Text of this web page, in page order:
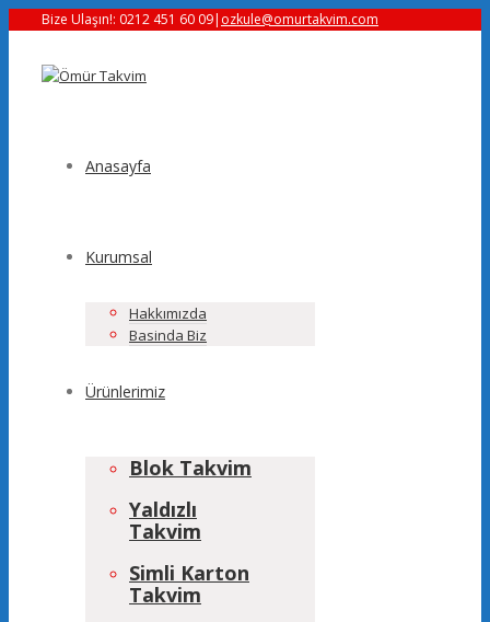
Bize Ulaşın!: 0212 451 60 09| ozkule@omurtakvim.com
Anasayfa
Kurumsal
Hakkımızda
Basinda Biz
Ürünlerimiz
Blok Takvim
Yaldızlı
Takvim
Simli Karton
Takvim